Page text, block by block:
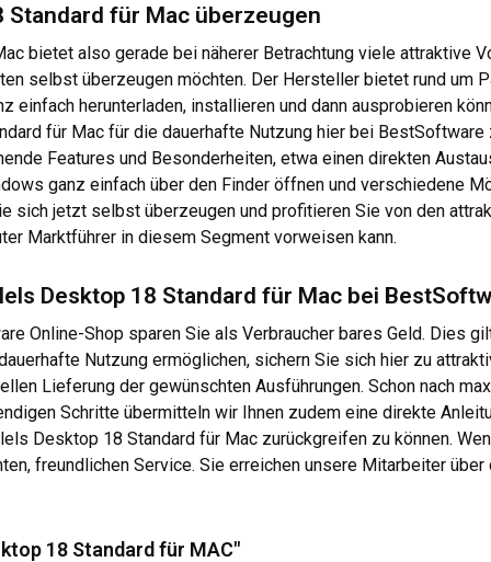
für Mac überzeugen
bietet also gerade bei näherer Betrachtung viele attraktive
selbst überzeugen möchten. Der Hersteller bietet rund um
herunterladen, installieren und dann ausprobieren
für Mac für die dauerhafte Nutzung hier bei
Features und Besonderheiten, etwa einen direkten
ganz einfach über den Finder öffnen und verschiedene
sich jetzt selbst überzeugen und profitieren Sie von den
Marktführer in diesem Segment vorweisen kann.
Desktop 18 Standard für Mac bei
Online-Shop sparen Sie als Verbraucher bares Geld. Dies
Nutzung ermöglichen, sichern Sie sich hier zu
Lieferung der gewünschten Ausführungen. Schon nach
Schritte übermitteln wir Ihnen zudem eine direkte
Desktop 18 Standard für Mac zurückgreifen zu können.
freundlichen Service. Sie erreichen unsere Mitarbeiter
18 Standard für MAC"